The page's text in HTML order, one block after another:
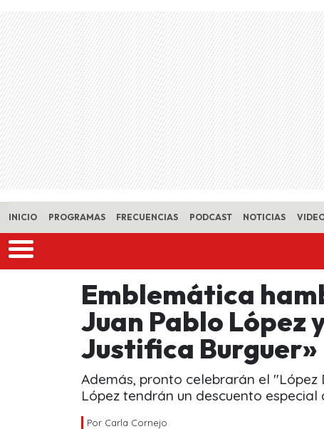
Skip to main content
INICIO PROGRAMAS FRECUENCIAS PODCAST NOTICIAS
Emblemática
Juan Pablo López
Justifica Burguer»
Además, pronto celebrarán el
López tendrán un descuento especial
Por Carla Cornejo